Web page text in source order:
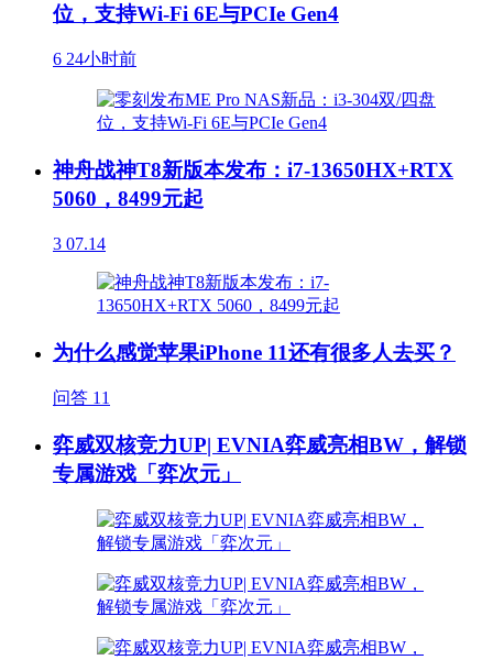
位，支持Wi-Fi 6E与PCIe Gen4
6 24小时前
神舟战神T8新版本发布：i7-13650HX+RTX
5060，8499元起
3 07.14
为什么感觉苹果iPhone 11还有很多人去买？
问答 11
弈威双核竞力UP| EVNIA弈威亮相BW，解锁
专属游戏「弈次元」